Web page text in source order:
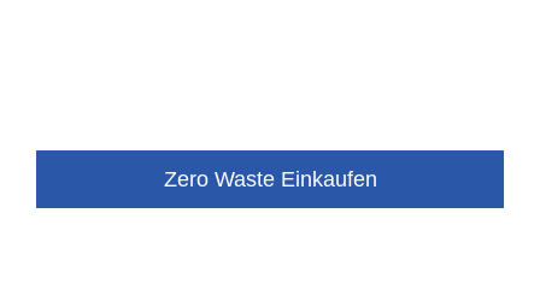
Zero Waste Einkaufen